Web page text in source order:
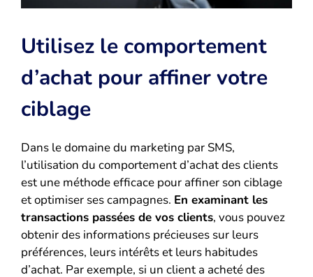
Utilisez le comportement
d’achat pour affiner votre
ciblage
Dans le domaine du marketing par SMS,
l’utilisation du comportement d’achat des clients
est une méthode efficace pour affiner son ciblage
et optimiser ses campagnes. En examinant les
transactions passées de vos clients, vous pouvez
obtenir des informations précieuses sur leurs
préférences, leurs intérêts et leurs habitudes
d’achat. Par exemple, si un client a acheté des